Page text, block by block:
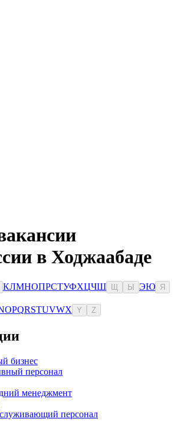
в Ходжаабаде
КЛМНОПРСТУФХЦЧШ Ы ЭЮ Я
OPQRSTUVWX Y Z
бизнес
персонал
менеджмент
персонал